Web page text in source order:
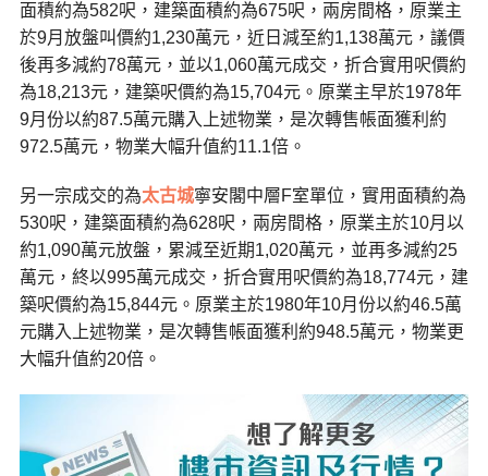
面積約為582呎，建築面積約為675呎，兩房間格，原業主
於9月放盤叫價約1,230萬元，近日減至約1,138萬元，議價
後再多減約78萬元，並以1,060萬元成交，折合實用呎價約
為18,213元，建築呎價約為15,704元。原業主早於1978年
9月份以約87.5萬元購入上述物業，是次轉售帳面獲利約
972.5萬元，物業大幅升值約11.1倍。
另一宗成交的為太古城寧安閣中層F室單位，實用面積約為
530呎，建築面積約為628呎，兩房間格，原業主於10月以
約1,090萬元放盤，累減至近期1,020萬元，並再多減約25
萬元，終以995萬元成交，折合實用呎價約為18,774元，建
築呎價約為15,844元。原業主於1980年10月份以約46.5萬
元購入上述物業，是次轉售帳面獲利約948.5萬元，物業更
大幅升值約20倍。